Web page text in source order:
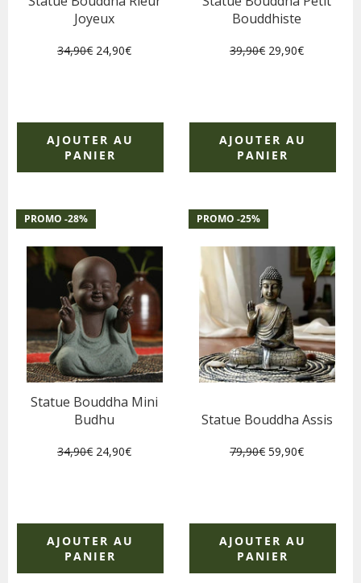
Joyeux
Prix
34,90€ Prix
24,90€
AJOUTER AU
PANIER
Bouddhiste
Prix
39,90€ Prix
29,90€
AJOUTER AU
PANIER
Statue Bouddha Mini
Budhu
Prix
34,90€ Prix
24,90€
PROMO -28%
AJOUTER AU
PANIER
Statue Bouddha Assis
Prix
79,90€ Prix
59,90€
PROMO -25%
AJOUTER AU
PANIER